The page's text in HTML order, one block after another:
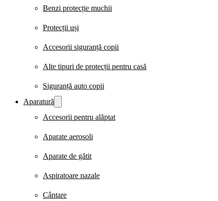
Benzi protecție muchii
Protecții uși
Accesorii siguranță copii
Alte tipuri de protecții pentru casă
Siguranță auto copii
Aparatură
Accesorii pentru alăptat
Aparate aerosoli
Aparate de gătit
Aspiratoare nazale
Cântare